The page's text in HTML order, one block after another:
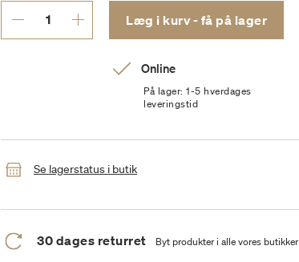
Læg i kurv - få på lager
Online
På lager: 1-5 hverdages
leveringstid
Se lagerstatus i butik
30 dages returret Byt produkter i alle vores butikker